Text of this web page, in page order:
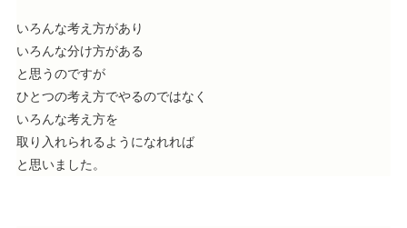
いろんな考え方があり
いろんな分け方がある
と思うのですが
ひとつの考え方でやるのではなく
いろんな考え方を
取り入れられるようになれれば
と思いました。